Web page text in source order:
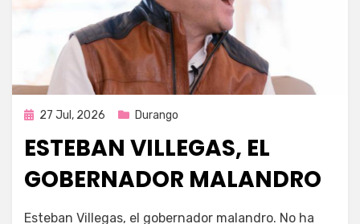
Publicada
27 Jul, 2026 Durango
ESTEBAN VILLEGAS, EL
GOBERNADOR MALANDRO
por Fernando Miranda Servín
Esteban Villegas, el gobernador malandro. No ha